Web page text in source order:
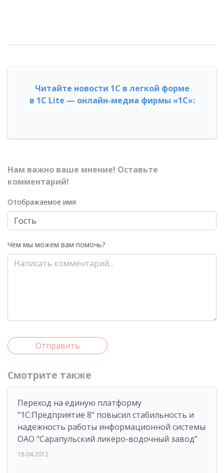
Читайте новости 1С в легкой форме
в 1С Lite — онлайн-медиа фирмы «1С»:
Нам важно ваше мнение! Оставьте
комментарий!
Отображаемое имя
Чем мы можем вам помочь?
Отправить
Смотрите также
Переход на единую платформу
"1C:Предприятие 8" повысил стабильность и
надежность работы информационной системы
ОАО "Сарапульский ликеро-водочный завод"
18.04.2012